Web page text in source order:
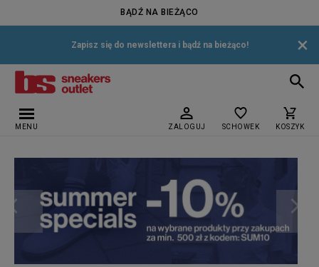
BĄDŹ NA BIEŻĄCO
Zapisz się do newslettera i bądź na bieżąco! ×
MENU ZALOGUJ SCHOWEK KOSZYK